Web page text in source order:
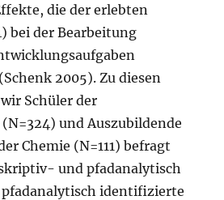
die der erlebten
bei der Bearbeitung
2005). Zu diesen
Schüler der
und Auszubildende
Chemie (N=111) befragt
und pfadanalytisch
pfadanalytisch identifizierte